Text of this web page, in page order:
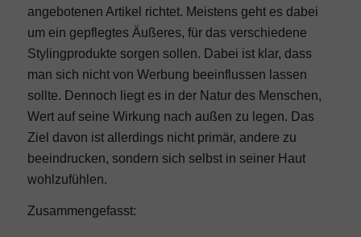
angebotenen Artikel richtet. Meistens geht es dabei
um ein gepflegtes Äußeres, für das verschiedene
Stylingprodukte sorgen sollen. Dabei ist klar, dass
man sich nicht von Werbung beeinflussen lassen
sollte. Dennoch liegt es in der Natur des Menschen,
Wert auf seine Wirkung nach außen zu legen. Das
Ziel davon ist allerdings nicht primär, andere zu
beeindrucken, sondern sich selbst in seiner Haut
wohlzufühlen.
Zusammengefasst: